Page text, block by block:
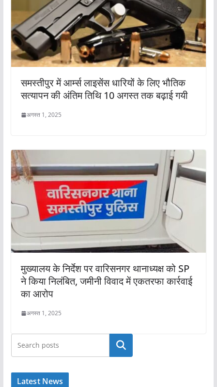
समस्तीपुर में आर्म्स लाइसेंस धारियों के लिए भौतिक
सत्यापन की अंतिम तिथि 10 अगस्त तक बढ़ाई गयी
अगस्त 1, 2025
मुख्यालय के निर्देश पर वारिसनगर थानाध्यक्ष को SP
ने किया निलंबित, जमीनी विवाद में एकतरफा कार्रवाई
का आरोप
अगस्त 1, 2025
खोजें
Latest News